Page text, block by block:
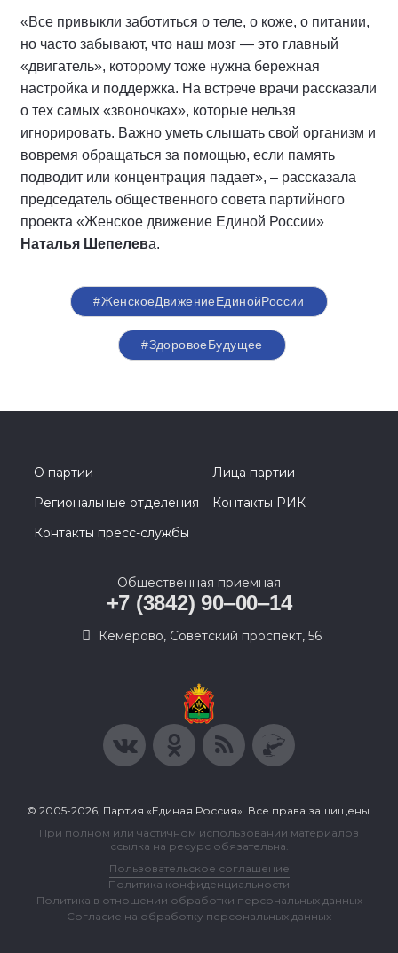
«Все привыкли заботиться о теле, о коже, о питании,
но часто забывают, что наш мозг — это главный
«двигатель», которому тоже нужна бережная
настройка и поддержка. На встрече врачи рассказали
о тех самых «звоночках», которые нельзя
игнорировать. Важно уметь слышать свой организм и
вовремя обращаться за помощью, если память
подводит или концентрация падает», – рассказала
председатель общественного совета партийного
проекта «Женское движение Единой России»
Наталья Шепелева.
#ЖенскоеДвижениеЕдинойРоссии
#ЗдоровоеБудущее
О партии
Лица партии
Региональные отделения
Контакты РИК
Контакты пресс-службы
Общественная приемная
+7 (3842) 90‒00‒14
​Кемерово, Советский проспект, 56
© 2005-2026, Партия «Единая Россия». Все права защищены.
При полном или частичном использовании материалов
ссылка на ресурс обязательна.
Пользовательское соглашение
Политика конфиденциальности
Политика в отношении обработки персональных данных
Согласие на обработку персональных данных